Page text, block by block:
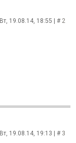
Вт, 19.08.14, 18:55 | # 2
Вт, 19.08.14, 19:13 | # 3